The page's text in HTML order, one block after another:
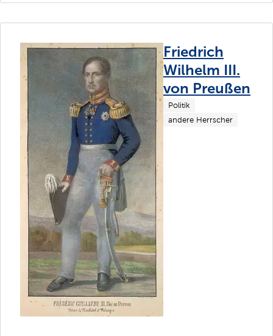
Friedrich
Wilhelm III.
von Preußen
Politik
andere Herrscher